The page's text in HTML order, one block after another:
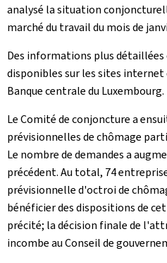
analysé la situation
marché du travail du mois de
Des informations plus
disponibles sur les sites internet
Banque centrale du Luxembourg.
Le Comité de conjoncture a
prévisionnelles de chômage
Le nombre de demandes a
précédent. Au total, 74
prévisionnelle d'octroi de
bénéficier des dispositions de
précité; la décision finale de
incombe au Conseil de